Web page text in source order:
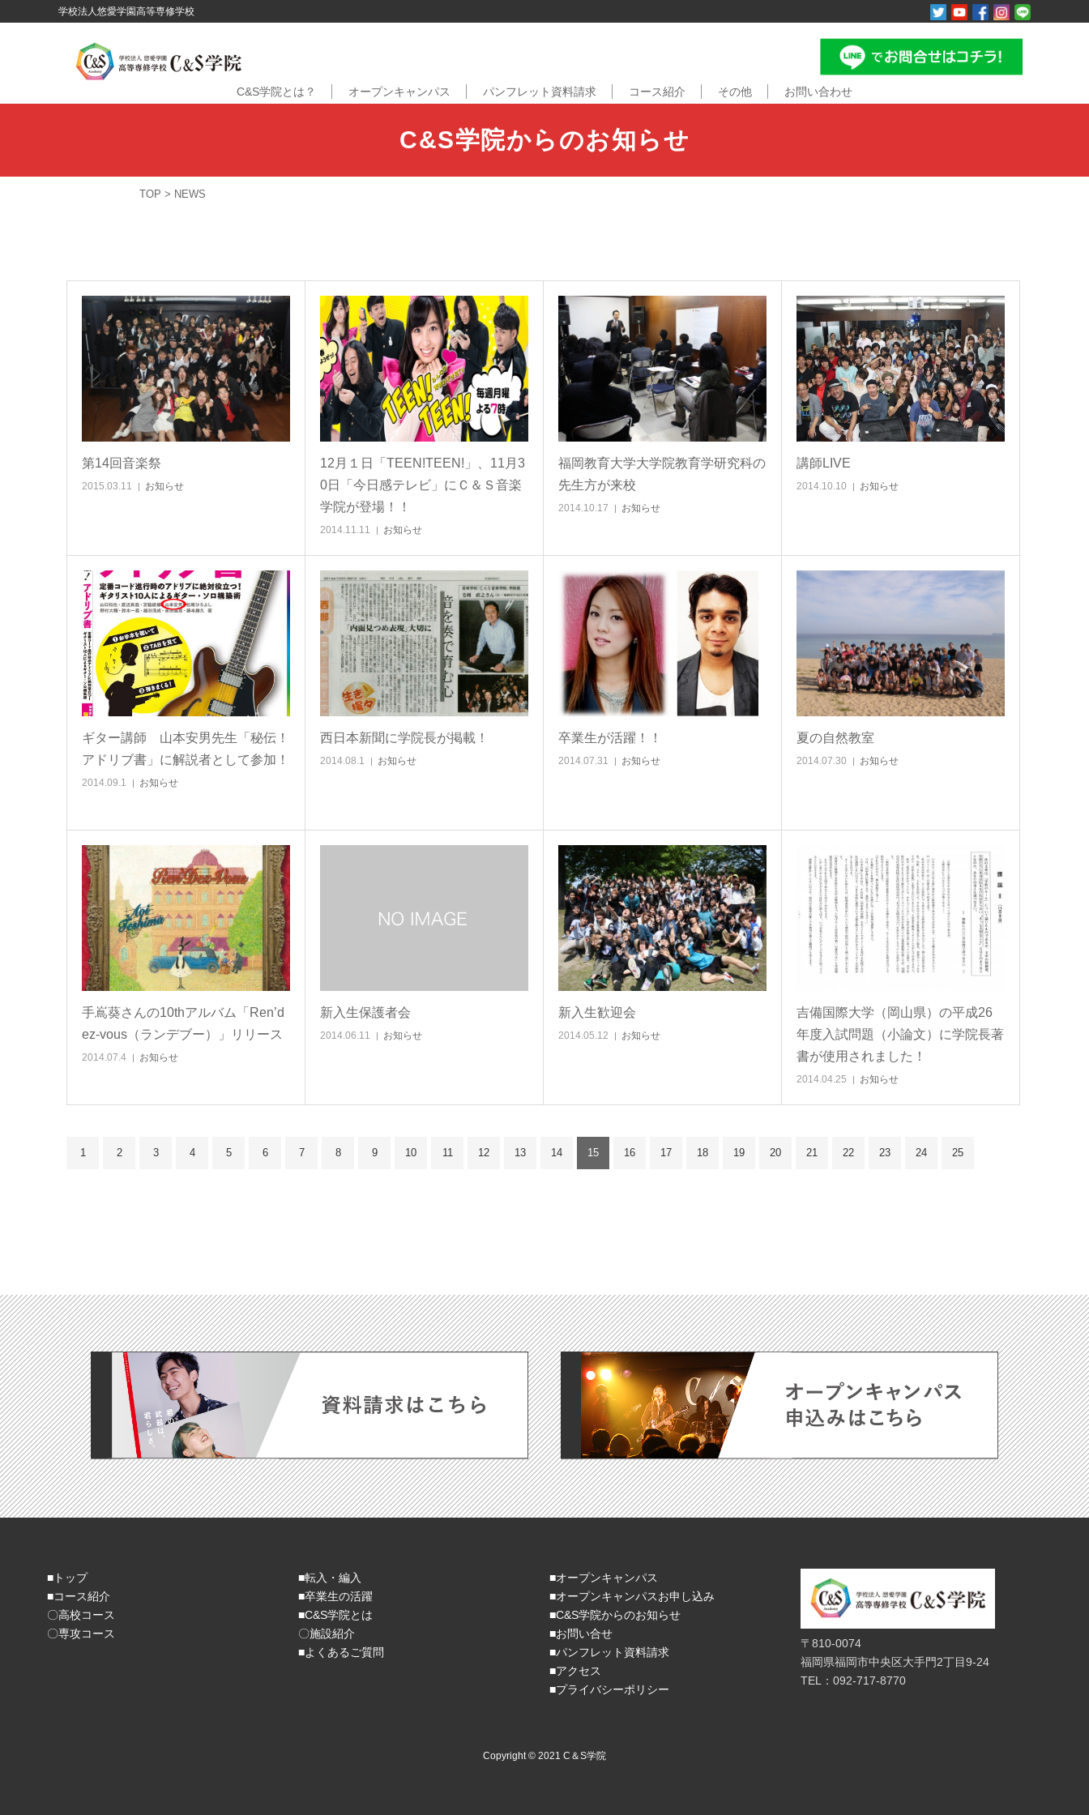
学校法人悠愛学園高等専修学校
C&S学院とは？ オープンキャンパス パンフレット資料請求 コース紹介 その他 お問い合わせ
C&S学院からのお知らせ
TOP > NEWS
第14回音楽祭
2015.03.11 お知らせ
12月１日「TEEN!TEEN!」、11月3
0日「今日感テレビ」にＣ＆Ｓ音楽
学院が登場！！
2014.11.11 お知らせ
福岡教育大学大学院教育学研究科の
先生方が来校
2014.10.17 お知らせ
講師LIVE
2014.10.10 お知らせ
ギター講師 山本安男先生「秘伝！
アドリブ書」に解説者として参加！
2014.09.1 お知らせ
西日本新聞に学院長が掲載！
2014.08.1 お知らせ
卒業生が活躍！！
2014.07.31 お知らせ
夏の自然教室
2014.07.30 お知らせ
手嶌葵さんの10thアルバム「Ren’d
ez-vous（ランデブー）」リリース
2014.07.4 お知らせ
新入生保護者会
2014.06.11 お知らせ
新入生歓迎会
2014.05.12 お知らせ
吉備国際大学（岡山県）の平成26
年度入試問題（小論文）に学院長著
書が使用されました！
2014.04.25 お知らせ
1 2 3 4 5 6 7 8 9 10 11 12 13 14 15 16 17 18 19 20 21 22 23 24 25
■トップ
■コース紹介
〇高校コース
〇専攻コース
■転入・編入
■卒業生の活躍
■C&S学院とは
〇施設紹介
■よくあるご質問
■オープンキャンパス
■オープンキャンパスお申し込み
■C&S学院からのお知らせ
■お問い合せ
■パンフレット資料請求
■アクセス
■プライバシーポリシー
〒810-0074
福岡県福岡市中央区大手門2丁目9-24
TEL：092-717-8770
Copyright © 2021 C＆S学院